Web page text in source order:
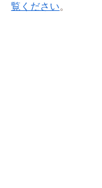
覧ください。